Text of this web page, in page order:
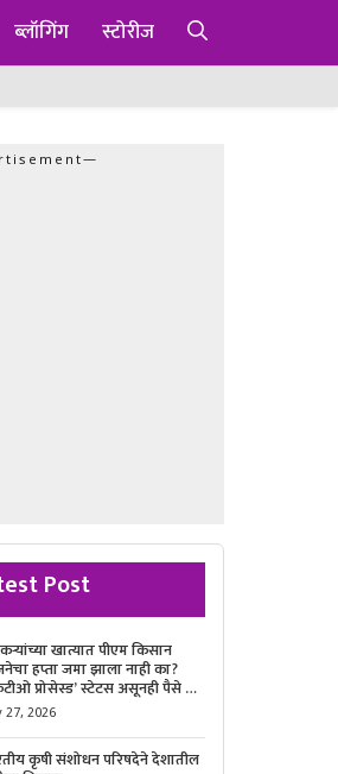
ब्लॉगिंग स्टोरीज
Post
खात्यात पीएम किसान
हप्ता जमा झाला नाही का?
प्रोसेस्ड’ स्टेटस असूनही पैसे न
काय करावे, याची सविस्तर
जाणून घ्या.
27, 2026
कृषी संशोधन परिषदेने देशातील